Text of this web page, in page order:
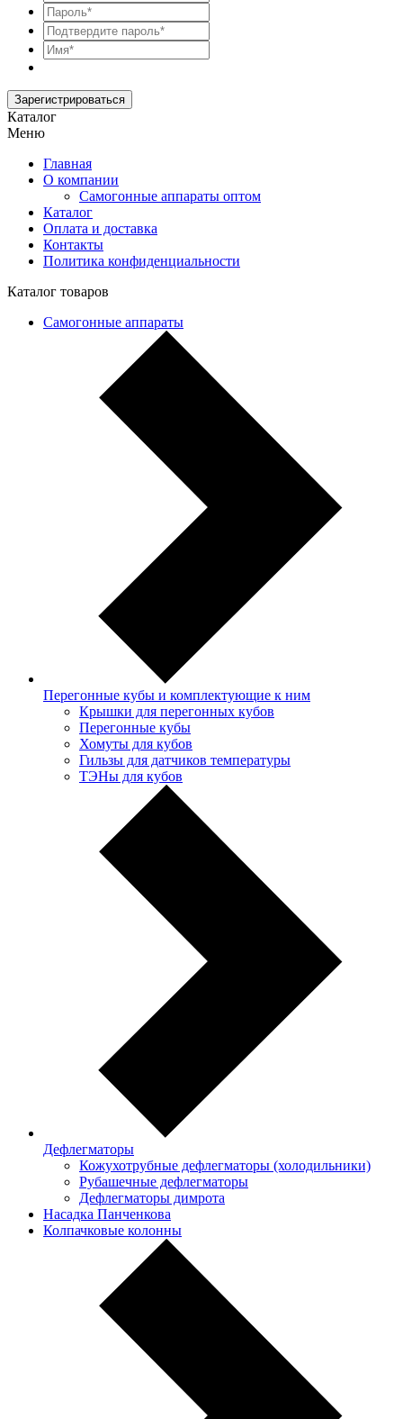
Зарегистрироваться
Каталог
Меню
Главная
О компании
Самогонные аппараты оптом
Каталог
Оплата и доставка
Контакты
Политика конфиденциальности
Каталог товаров
Самогонные аппараты
Перегонные кубы и комплектующие к ним
Крышки для перегонных кубов
Перегонные кубы
Хомуты для кубов
Гильзы для датчиков температуры
ТЭНы для кубов
Дефлегматоры
Кожухотрубные дефлегматоры (холодильники)
Рубашечные дефлегматоры
Дефлегматоры димрота
Насадка Панченкова
Колпачковые колонны